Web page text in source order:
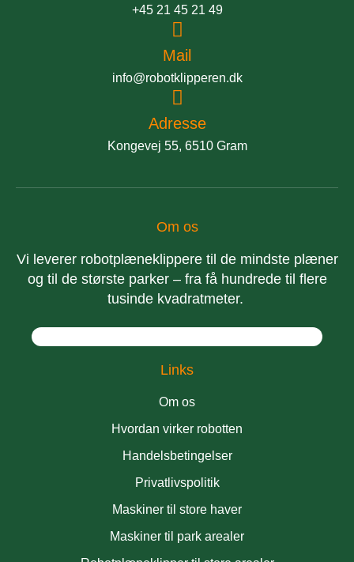
+45 21 45 21 49
Mail
info@robotklipperen.dk
Adresse
Kongevej 55, 6510 Gram
Om os
Vi leverer robotplæneklippere til de mindste plæner
og til de største parker – fra få hundrede til flere
tusinde kvadratmeter.
Links
Om os
Hvordan virker robotten
Handelsbetingelser
Privatlivspolitik
Maskiner til store haver
Maskiner til park arealer